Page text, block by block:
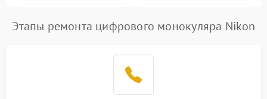
Этапы ремонта цифрового монокуляра Nikon